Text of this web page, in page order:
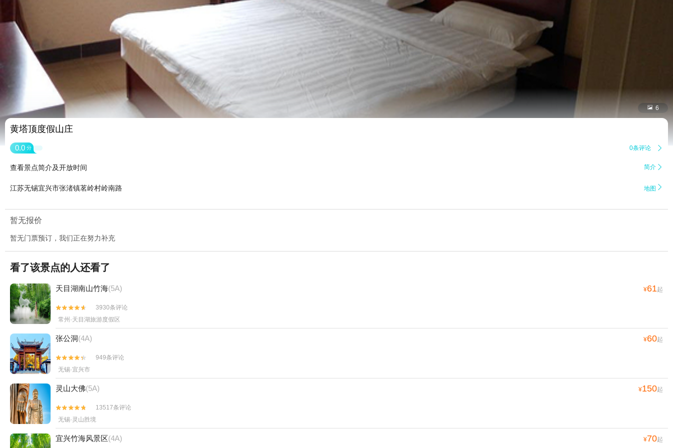
 6
黄塔顶度假山庄
0.0 分 0条评论 
查看景点简介及开放时间 简介 
江苏无锡宜兴市张渚镇茗岭村岭南路 地图 
暂无报价
暂无门票预订，我们正在努力补充
看了该景点的人还看了
天目湖南山竹海(5A) ¥61起


3930条评论
常州·天目湖旅游度假区
张公洞(4A) ¥60起


949条评论
无锡·宜兴市
灵山大佛(5A) ¥150起


13517条评论
无锡·灵山胜境
宜兴竹海风景区(4A) ¥70起